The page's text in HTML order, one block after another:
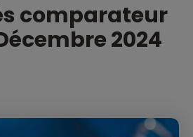
comparateur
2024